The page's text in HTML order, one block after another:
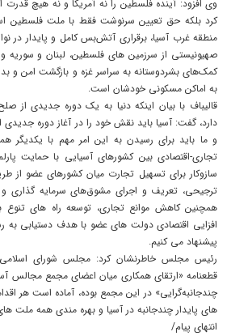
وی افزود: آینده‌ فلسطین را نه آمریکا و نه هیچ قدرت
کرد بلکه حق تعیین سرنوشت فقط با ملت فلسطین
منطقه‌ غرب آسیا، برقراری آتش‌بس کامل و پایدار در
صهیونیستی از سرزمین های فلسطین، لبنان و سوریه
کمک‌های بشردوستانه به سراسر غزه و بازگشت امن و
به اماکن مسکونی خودشان است.
قالیباف با بیان اینکه دنیا به یک دوره‌ جدیدی از
دارد، گفت: آسیا باید نقش خود را در آغاز دوره جدیدی
و ما باید برای رسیدن به این امر مهم با یکدیگر
تجاری-اقتصادی بین کشورهای آسیایی با حمایت
سازوکار برای تسهیل تجارت میان کشورهای عضو از
ترجیحی، تعریف و اجرای مشوق‌های سرمایه گذاری
همچنین کاهش موانع تجاری، توسعه‌ راه های
افزایی اقتصادی دولت های عضو با هدف دستیابی به
پیشنهاد می کنیم.
رئیس مجلس خاطرنشان کرد: مجلس شورای اسلامی
قطعنامه «ارتقای همکاری میان اعضای مجمع
چندجانبه‌گرایی» در این مجمع بوده، آماده است هر
های پایدار چندجانبه در آسیا و بهره مندی همه ملت
انتهای پیام/